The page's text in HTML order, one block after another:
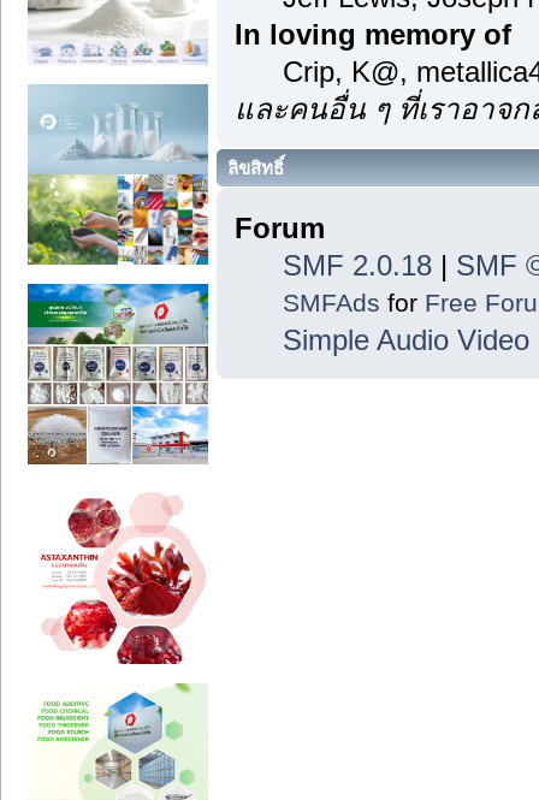
In loving memory of
Crip, K@,
และคนอื่น ๆ ที่เราอาจ
ลิขสิทธิ์
Forum
SMF 2.0.18| SMF
SMFAds for Free
Simple Audio